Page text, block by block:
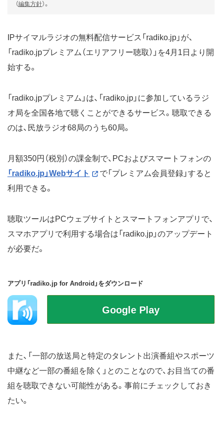
（編集方針）。
IPサイマルラジオの無料配信サービス「radiko.jp」が、
「radiko.jpプレミアム（エリアフリー聴取）」を4月1日より開
始する。
「radiko.jpプレミアム」は、「radiko.jp」に参加しているラジ
オ局を全国各地で聴くことができるサービス。聴取できる
のは、民放ラジオ68局のうち60局。
月額350円（税別）の課金制で、PCおよびスマートフォンの
「radiko.jp」Webサイト
で「プレミアム会員登録」すると
利用できる。
聴取ツールはPCウェブサイトとスマートフォンアプリで、
スマホアプリで利用する場合は「radiko.jp」のアップデート
が必要だ。
アプリ「radiko.jp for Android」をダウンロード
また、「一部の放送局と特定のタレント出演番組やスポーツ
中継など一部の番組を除く」とのことなので、お目当ての番
組を聴取できない可能性がある。事前にチェックしておき
たい。